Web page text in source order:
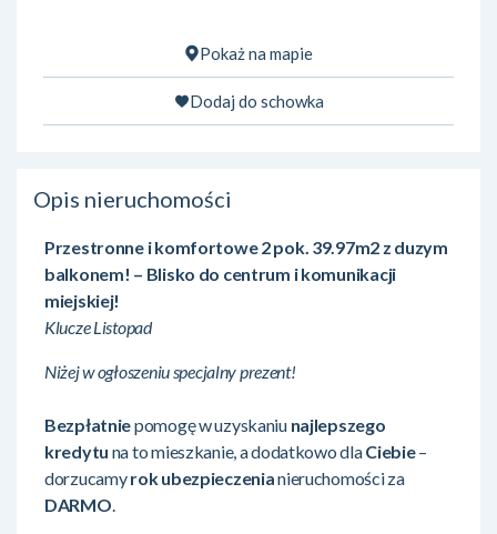
Pokaż na mapie
Dodaj do schowka
Opis nieruchomości
Przestronne i komfortowe 2 pok. 39.97m2 z duzym
balkonem! – Blisko do centrum i komunikacji
miejskiej!
Klucze Listopad
Niżej w ogłoszeniu specjalny prezent!
Bezpłatniepomogę w uzyskaniu najlepszego
kredytu na to mieszkanie, a dodatkowo dlaCiebie–
dorzucamyrok ubezpieczenianieruchomości za
DARMO.